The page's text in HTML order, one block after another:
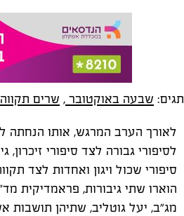
תגים: שבעה באוקטובר , שרים תקווה
לאורך הערב המרגש, אותו הנחתה
לסיפורי גבורה לצד סיפורי זיכרון,
סיפורי שכול ויגון ואחדות לצד
הוארו שתי גיבורות, פראמדיקית
מג"ב, יעל גוטליב, שתיהן תושבות